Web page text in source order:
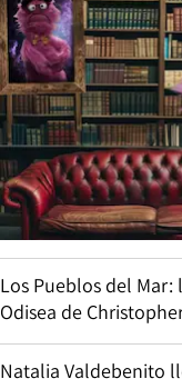
Los Pueblos del
Odisea de
Natalia Valdebenito